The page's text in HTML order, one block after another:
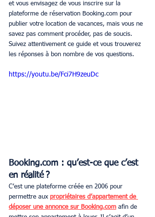
et vous envisagez de vous inscrire sur la
plateforme de réservation Booking.com pour
publier votre location de vacances, mais vous ne
savez pas comment procéder, pas de soucis.
Suivez attentivement ce guide et vous trouverez
les réponses à bon nombre de vos questions.
https://youtu.be/Fci7H9zeuDc
Booking.com : qu’est-ce que c’est
en réalité ?
C’est une plateforme créée en 2006 pour
permettre aux propriétaires d’appartement de
déposer une annonce sur Booking.com afin de